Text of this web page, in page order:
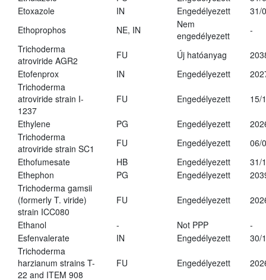
Etoxazole
IN Engedélyezett
31/
Ethoprophos
NE, IN
Nem
engedélyezett
-
Trichoderma
atroviride AGR2
FU Új hatóanyag
Etofenprox
IN Engedélyezett
Trichoderma
atroviride strain I-
1237
FU Engedélyezett 15/
Ethylene PG Engedélyezett
Trichoderma
atroviride strain SC1
FU Engedélyezett
06/
Ethofumesate
HB Engedélyezett
31/
Ethephon
PG Engedélyezett
Trichoderma gamsii
(formerly T. viride)
strain ICC080
FU Engedélyezett
Ethanol - Not PPP
-
Esfenvalerate
IN Engedélyezett
30/
Trichoderma
harzianum strains T-
22 and ITEM 908
FU Engedélyezett